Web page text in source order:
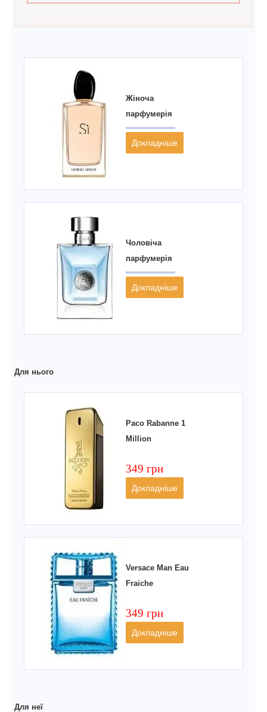
Жіноча
парфумерія
Докладніше
Чоловіча
парфумерія
Докладніше
Для нього
Paco Rabanne 1
Million
349 грн
Докладніше
Versace Man Eau
Fraiche
349 грн
Докладніше
Для неї